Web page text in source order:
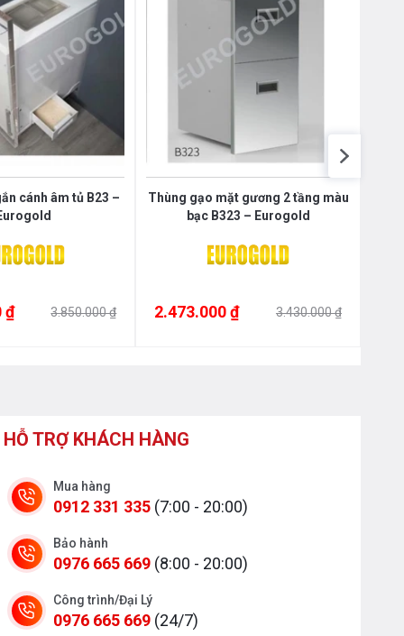
0976.665.669 0912.331.335
cánh âm tủ B23 –
₫ 3.850.000 ₫
Thùng gạo mặt gương 2 tầng màu
bạc B323 – Eurogold
2.473.000 ₫ 3.430.000 ₫
HỖ TRỢ KHÁCH HÀNG
Mua hàng
0912 331 335 (7:00 - 20:00)
Bảo hành
0976 665 669 (8:00 - 20:00)
Công trình/Đại Lý
0976 665 669 (24/7)